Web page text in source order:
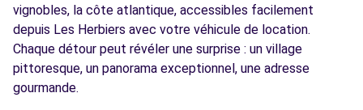
vignobles, la côte atlantique, accessibles facilement
depuis Les Herbiers avec votre véhicule de location.
Chaque détour peut révéler une surprise : un village
pittoresque, un panorama exceptionnel, une adresse
gourmande.